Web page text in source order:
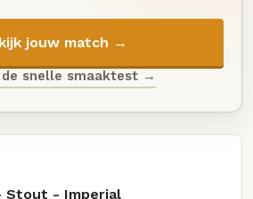
jouw match →
snelle smaaktest →
Stout - Imperial